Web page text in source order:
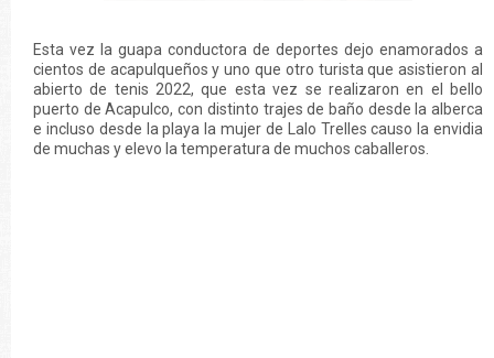
Esta vez la guapa conductora de deportes dejo enamorados a
cientos de acapulqueños y uno que otro turista que asistieron al
abierto de tenis 2022, que esta vez se realizaron en el bello
puerto de Acapulco, con distinto trajes de baño desde la alberca
e incluso desde la playa la mujer de Lalo Trelles causo la envidia
de muchas y elevo la temperatura de muchos caballeros.